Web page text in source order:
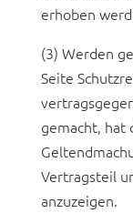
erhoben
(3) Werden
Seite
gemacht, hat
Vertragsteil
anzuzeigen.